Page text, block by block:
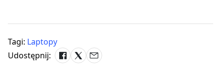
Tagi: Laptopy
Udostępnij: